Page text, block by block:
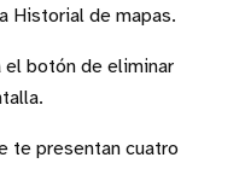
Historial de mapas.
el botón de eliminar
te presentan cuatro